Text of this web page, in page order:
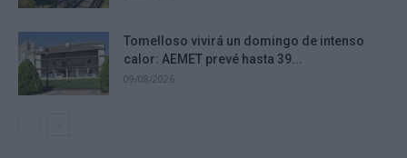
Tomelloso vivirá un domingo de intenso
calor: AEMET prevé hasta 39...
09/08/2026